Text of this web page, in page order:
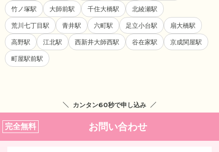
竹ノ塚駅 大師前駅 千住大橋駅 北綾瀬駅
荒川七丁目駅 青井駅 六町駅 足立小台駅 扇大橋駅
高野駅 江北駅 西新井大師西駅 谷在家駅 京成関屋駅
町屋駅前駅
カンタン60秒で申し込み
完全無料 お問い合わせ